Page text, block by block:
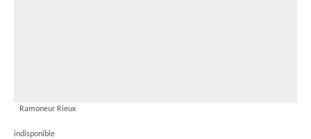
Ramoneur Rieux
indisponible